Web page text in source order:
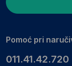
Pomoć pri
011.41.42.720